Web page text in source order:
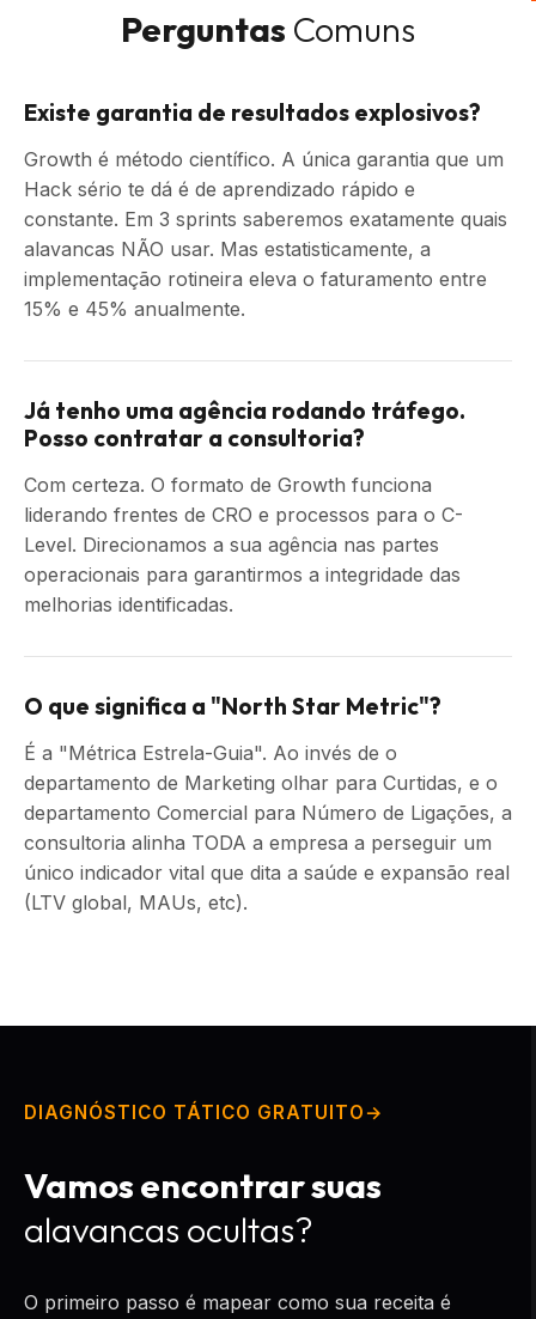
Perguntas Comuns
Existe garantia de resultados explosivos?
Growth é método científico. A única garantia que um
Hack sério te dá é de aprendizado rápido e
constante. Em 3 sprints saberemos exatamente quais
alavancas NÃO usar. Mas estatisticamente, a
implementação rotineira eleva o faturamento entre
15% e 45% anualmente.
Já tenho uma agência rodando tráfego.
Posso contratar a consultoria?
Com certeza. O formato de Growth funciona
liderando frentes de CRO e processos para o C-
Level. Direcionamos a sua agência nas partes
operacionais para garantirmos a integridade das
melhorias identificadas.
O que significa a "North Star Metric"?
É a "Métrica Estrela-Guia". Ao invés de o
departamento de Marketing olhar para Curtidas, e o
departamento Comercial para Número de Ligações, a
consultoria alinha TODA a empresa a perseguir um
único indicador vital que dita a saúde e expansão real
(LTV global, MAUs, etc).
DIAGNÓSTICO TÁTICO GRATUITO
Vamos encontrar suas
alavancas ocultas?
O primeiro passo é mapear como sua receita é